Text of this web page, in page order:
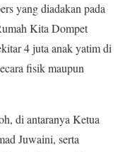
yang diadakan pada
Kita Dompet
4 juta anak yatim di
fisik maupun
di antaranya Ketua
Juwaini, serta